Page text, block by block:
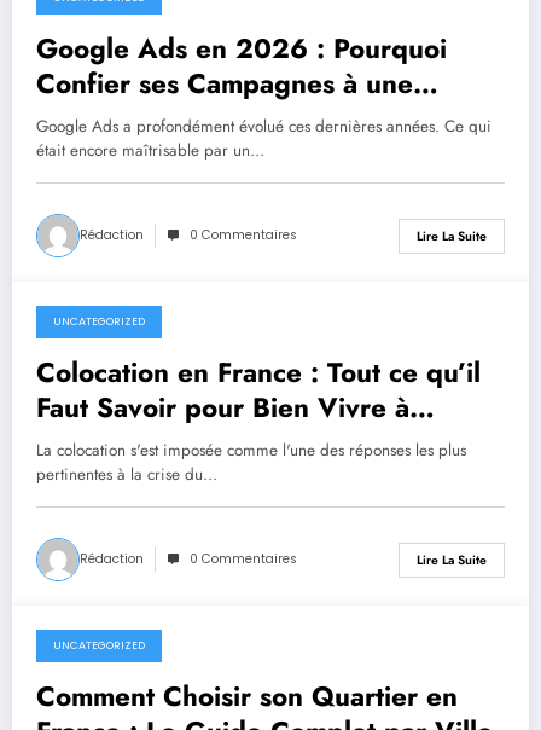
juillet 1, 2026
Google Ads en 2026 : Pourquoi
Confier ses Campagnes à une
Agence Spécialisée
Google Ads a profondément évolué ces dernières années. Ce qui
était encore maîtrisable par un…
Rédaction 0 Commentaires Lire La Suite
juillet 1, 2026
UNCATEGORIZED
Colocation en France : Tout ce qu’il
Faut Savoir pour Bien Vivre à
Plusieurs
La colocation s'est imposée comme l'une des réponses les plus
pertinentes à la crise du…
Rédaction 0 Commentaires Lire La Suite
juillet 1, 2026
UNCATEGORIZED
Comment Choisir son Quartier en